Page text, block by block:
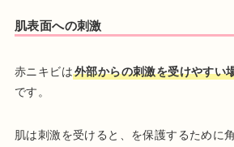
肌表面への刺激
赤ニキビは外部からの刺激を受けやすい
です。
肌は刺激を受けると、を保護するために